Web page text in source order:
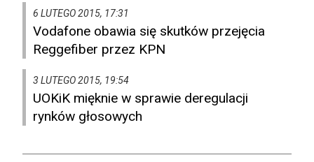
6 LUTEGO 2015, 17:31
Vodafone obawia się skutków przejęcia
Reggefiber przez KPN
3 LUTEGO 2015, 19:54
UOKiK mięknie w sprawie deregulacji
rynków głosowych